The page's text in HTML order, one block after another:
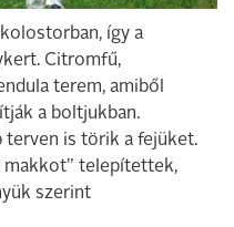
így a
Citromfű,
terem, amiből
a boltjukban.
terven is törik a fejüket.
makkot” telepítettek,
szerint